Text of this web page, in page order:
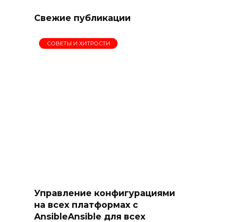
Свежие публикации
СОВЕТЫ И ХИТРОСТИ
Управление конфигурациями
на всех платформах с
AnsibleAnsible для всех